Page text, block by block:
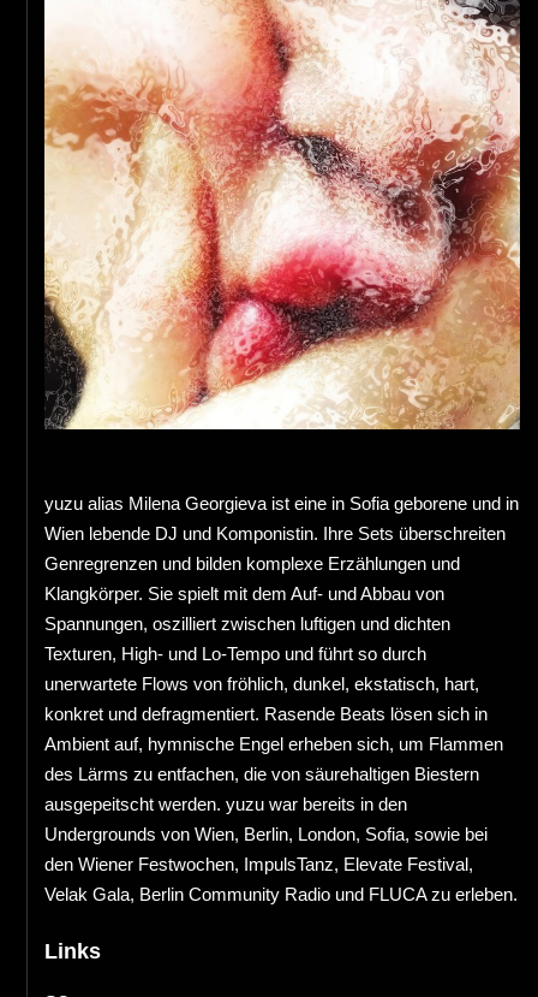
yuzu alias Milena Georgieva ist eine in Sofia geborene und in
Wien lebende DJ und Komponistin. Ihre Sets überschreiten
Genregrenzen und bilden komplexe Erzählungen und
Klangkörper. Sie spielt mit dem Auf- und Abbau von
Spannungen, oszilliert zwischen luftigen und dichten
Texturen, High- und Lo-Tempo und führt so durch
unerwartete Flows von fröhlich, dunkel, ekstatisch, hart,
konkret und defragmentiert. Rasende Beats lösen sich in
Ambient auf, hymnische Engel erheben sich, um Flammen
des Lärms zu entfachen, die von säurehaltigen Biestern
ausgepeitscht werden. yuzu war bereits in den
Undergrounds von Wien, Berlin, London, Sofia, sowie bei
den Wiener Festwochen, ImpulsTanz, Elevate Festival,
Velak Gala, Berlin Community Radio und FLUCA zu erleben.
Links